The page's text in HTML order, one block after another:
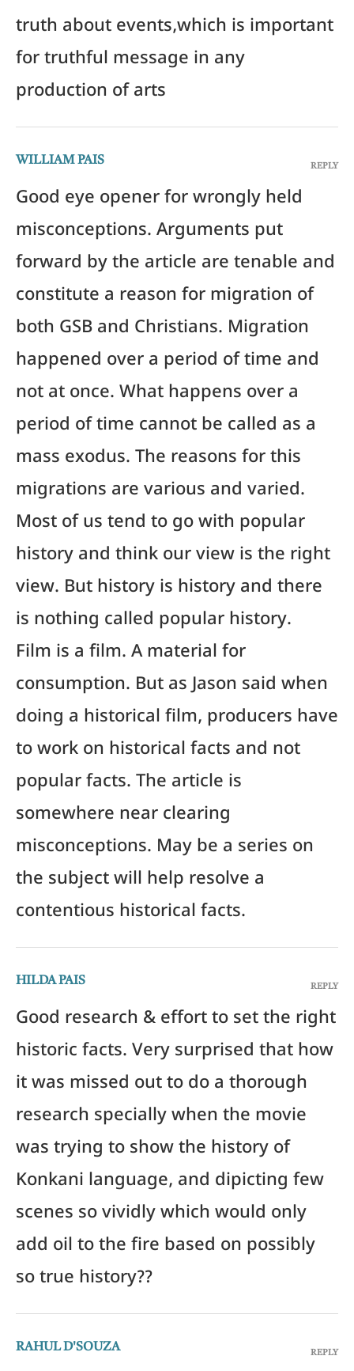
truth about events,which is important
for truthful message in any
production of arts
WILLIAM PAIS
Good eye opener for wrongly held
misconceptions. Arguments put
forward by the article are tenable and
constitute a reason for migration of
both GSB and Christians. Migration
happened over a period of time and
not at once. What happens over a
period of time cannot be called as a
mass exodus. The reasons for this
migrations are various and varied.
Most of us tend to go with popular
history and think our view is the right
view. But history is history and there
is nothing called popular history.
Film is a film. A material for
consumption. But as Jason said when
doing a historical film, producers have
to work on historical facts and not
popular facts. The article is
somewhere near clearing
misconceptions. May be a series on
the subject will help resolve a
contentious historical facts.
REPLY
HILDA PAIS
Good research & effort to set the right
historic facts. Very surprised that how
it was missed out to do a thorough
research specially when the movie
was trying to show the history of
Konkani language, and dipicting few
scenes so vividly which would only
add oil to the fire based on possibly
so true history??
REPLY
RAHUL D'SOUZA REPLY